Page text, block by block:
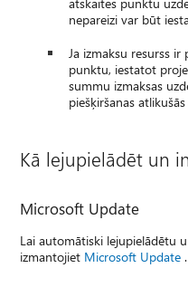
nepareizi var būt
Ja izmaksu resurss
punktu, iestatot
summu izmaksas
piešķiršanas
Kā lejupielādēt un
Microsoft Update
Lai automātiski lejupielādētu
izmantojiet Microsoft Update .